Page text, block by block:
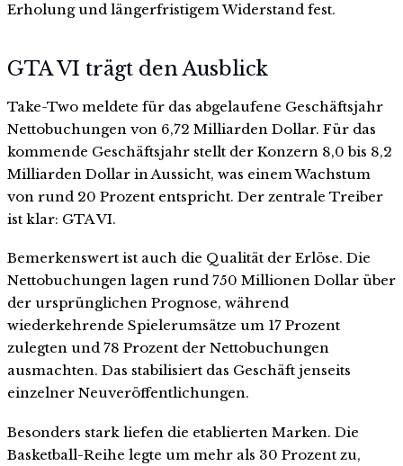
Erholung und längerfristigem Widerstand fest.
GTA VI trägt den Ausblick
Take-Two meldete für das abgelaufene Geschäftsjahr
Nettobuchungen von 6,72 Milliarden Dollar. Für das
kommende Geschäftsjahr stellt der Konzern 8,0 bis 8,2
Milliarden Dollar in Aussicht, was einem Wachstum
von rund 20 Prozent entspricht. Der zentrale Treiber
ist klar: GTA VI.
Bemerkenswert ist auch die Qualität der Erlöse. Die
Nettobuchungen lagen rund 750 Millionen Dollar über
der ursprünglichen Prognose, während
wiederkehrende Spielerumsätze um 17 Prozent
zulegten und 78 Prozent der Nettobuchungen
ausmachten. Das stabilisiert das Geschäft jenseits
einzelner Neuveröffentlichungen.
Besonders stark liefen die etablierten Marken. Die
Basketball-Reihe legte um mehr als 30 Prozent zu,